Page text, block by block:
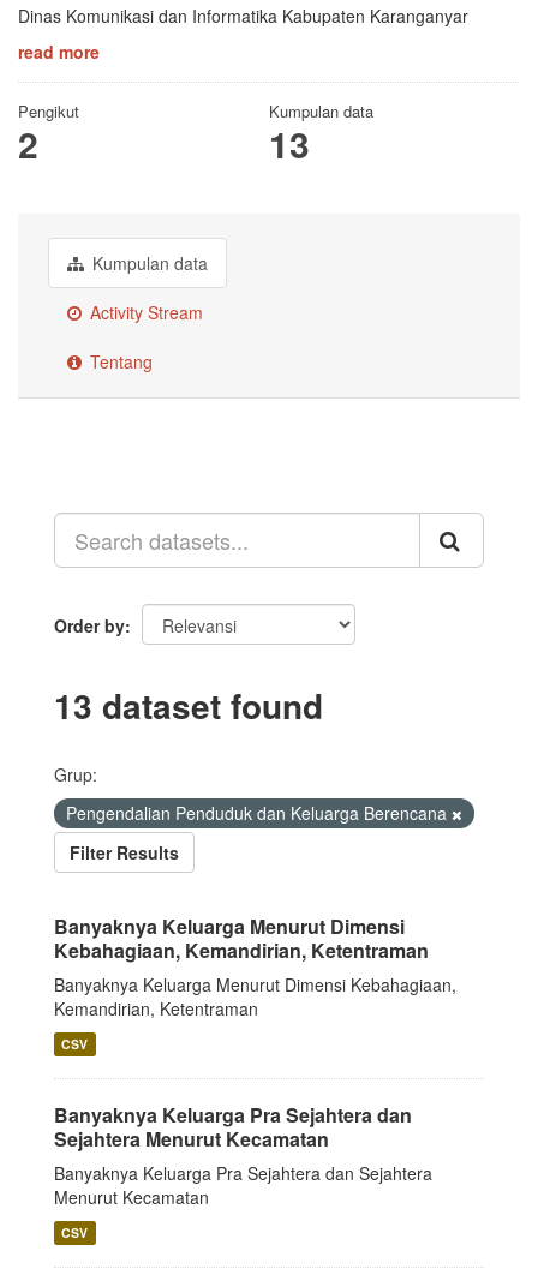
Dinas Komunikasi dan Informatika Kabupaten Karanganyar
read more
Pengikut
2
Kumpulan data
13
Kumpulan data
Activity Stream
Tentang
Order by
13 dataset found
Grup:
Pengendalian Penduduk dan Keluarga Berencana
Filter Results
Banyaknya Keluarga Menurut Dimensi
Kebahagiaan, Kemandirian, Ketentraman
Banyaknya Keluarga Menurut Dimensi Kebahagiaan,
Kemandirian, Ketentraman
CSV
Banyaknya Keluarga Pra Sejahtera dan
Sejahtera Menurut Kecamatan
Banyaknya Keluarga Pra Sejahtera dan Sejahtera
Menurut Kecamatan
CSV